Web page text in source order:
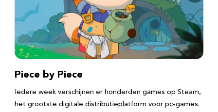
Piece by Piece
Iedere week verschijnen er honderden games op Steam,
het grootste digitale distributieplatform voor pc-games.